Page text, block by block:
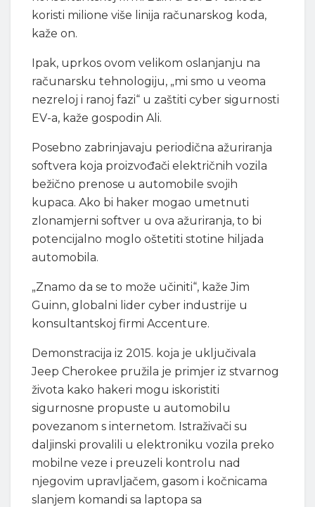
koristi milione više linija računarskog koda,
kaže on.
Ipak, uprkos ovom velikom oslanjanju na
računarsku tehnologiju, „mi smo u veoma
nezreloj i ranoj fazi“ u zaštiti cyber sigurnosti
EV-a, kaže gospodin Ali.
Posebno zabrinjavaju periodična ažuriranja
softvera koja proizvođači električnih vozila
bežično prenose u automobile svojih
kupaca. Ako bi haker mogao umetnuti
zlonamjerni softver u ova ažuriranja, to bi
potencijalno moglo oštetiti stotine hiljada
automobila.
„Znamo da se to može učiniti“, kaže Jim
Guinn, globalni lider cyber industrije u
konsultantskoj firmi Accenture.
Demonstracija iz 2015. koja je uključivala
Jeep Cherokee pružila je primjer iz stvarnog
života kako hakeri mogu iskoristiti
sigurnosne propuste u automobilu
povezanom s internetom. Istraživači su
daljinski provalili u elektroniku vozila preko
mobilne veze i preuzeli kontrolu nad
njegovim upravljačem, gasom i kočnicama
slanjem komandi sa laptopa sa